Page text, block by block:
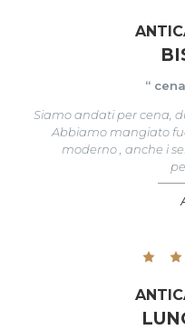
“
Siamo andati per cena,
Abbiamo mangiato
moderno , anche i